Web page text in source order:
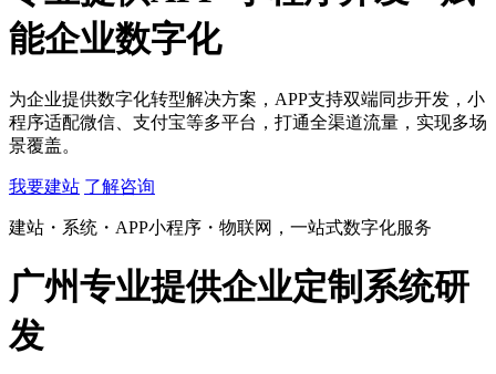
能企业数字化
为企业提供数字化转型解决方案，APP支持双端同步开发，小
程序适配微信、支付宝等多平台，打通全渠道流量，实现多场
景覆盖。
我要建站 了解咨询
建站・系统・APP小程序・物联网，一站式数字化服务
广州专业提供企业定制系统研
发